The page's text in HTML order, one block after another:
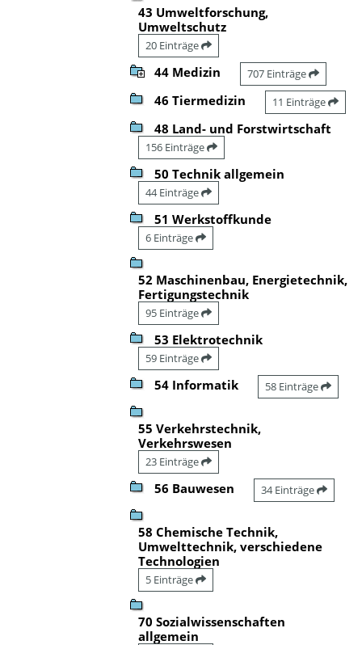
43 Umweltforschung,
Umweltschutz
20 Einträge
44 Medizin 707 Einträge
46 Tiermedizin 11 Einträge
48 Land- und Forstwirtschaft
156 Einträge
50 Technik allgemein
44 Einträge
51 Werkstoffkunde
6 Einträge
52 Maschinenbau, Energietechnik,
Fertigungstechnik
95 Einträge
53 Elektrotechnik
59 Einträge
54 Informatik 58 Einträge
55 Verkehrstechnik,
Verkehrswesen
23 Einträge
56 Bauwesen 34 Einträge
58 Chemische Technik,
Umwelttechnik, verschiedene
Technologien
5 Einträge
70 Sozialwissenschaften
allgemein